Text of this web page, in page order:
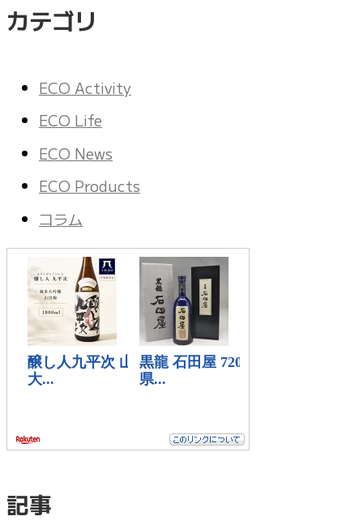
カテゴリ
ECO Activity
ECO Life
ECO News
ECO Products
コラム
記事